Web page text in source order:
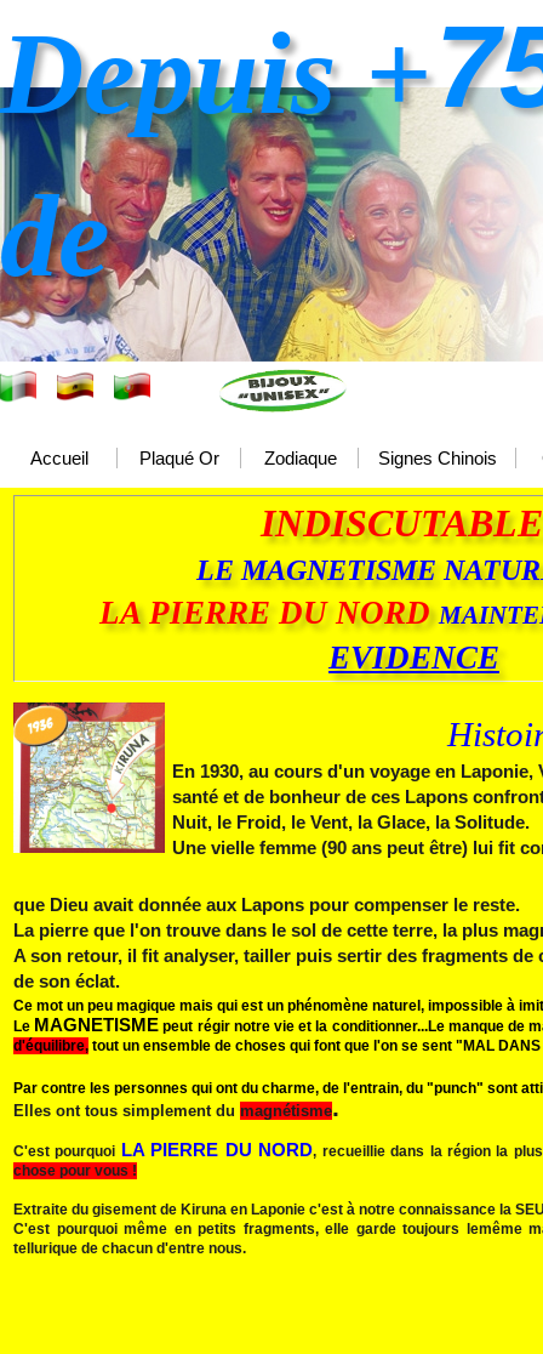
Accueil Plaqué Or Zodiaque Signes Chinois
Depuis +
de
LE MAGNETISME
LA PIERRE DU NORD
EVIDENCE
En 1930, au cours d'un voyage en
santé et de bonheur de ces Lapons
Nuit, le Froid, le Vent, la Glace, la Sol
Une vielle femme (90 ans peut être) lui fit
que Dieu avait donnée aux Lapons pour compenser le reste.
La pierre que l'on trouve dans le sol de cette terre, la plus
A son retour, il fit analyser, tailler puis sertir des fragments
de son éclat.
Ce mot un peu magique mais qui est un phénomène naturel, impossible à
Le MAGNETISME peut régir notre vie et la conditionner...Le manque de
d'équilibre, tout un ensemble de choses qui font que l'on se sent "MAL
Par contre les personnes qui ont du charme, de l'entrain, du "punch" sont
Elles ont tous simplement du magnétisme.
C'est pourquoi LA PIERRE DU NORD, recueillie dans la région la
chose pour vous !
Extraite du gisement de Kiruna en Laponie c'est à notre connaissance la
C'est pourquoi même en petits fragments, elle garde toujours lemême
tellurique de chacun d'entre nous.